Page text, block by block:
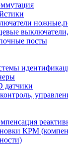
посты
датчики
КРМ